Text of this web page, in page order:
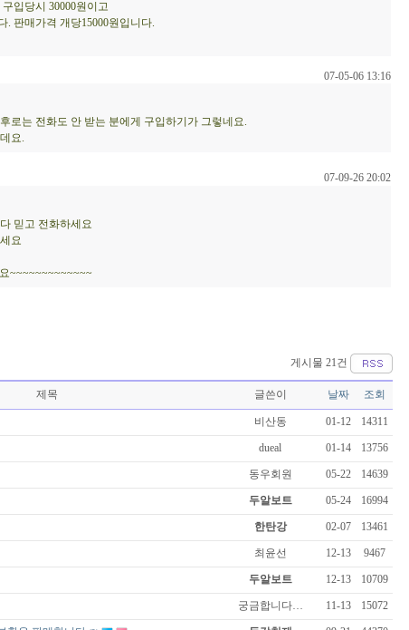
입당시 30000원이고
. 판매가격 개당15000원입니다.
07-05-06 13:16
로는 전화도 안 받는 분에게 구입하기가 그렇네요.
요.
07-09-26 20:02
믿고 전화하세요
요
~~~~~~~~~~~~~
게시물 21건
제목 글쓴이 날짜 조회
비산동 01-12 14311
dueal 01-14 13756
동우회원 05-22 14639
두알보트 05-24 16994
한탄강 02-07 13461
최윤선 12-13 9467
두알보트 12-13 10709
궁금합니다… 11-13 15072